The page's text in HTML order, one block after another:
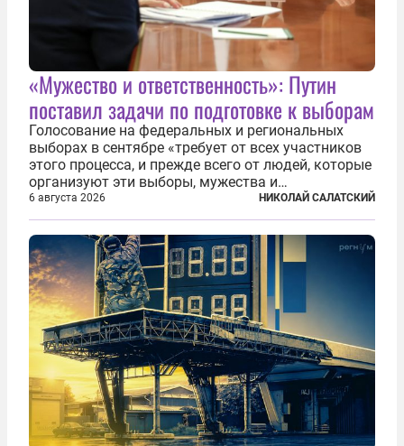
«Мужество и ответственность»: Путин
поставил задачи по подготовке к выборам
Голосование на федеральных и региональных
выборах в сентябре «требует от всех участников
этого процесса, и прежде всего от людей, которые
организуют эти выборы, мужества и
ответственного отношения к формированию
власти», — подчеркнул президент Владимир Путин
на состоявшейся 5 августа в Кремле...
6 августа 2026 НИКОЛАЙ САЛАТСКИЙ